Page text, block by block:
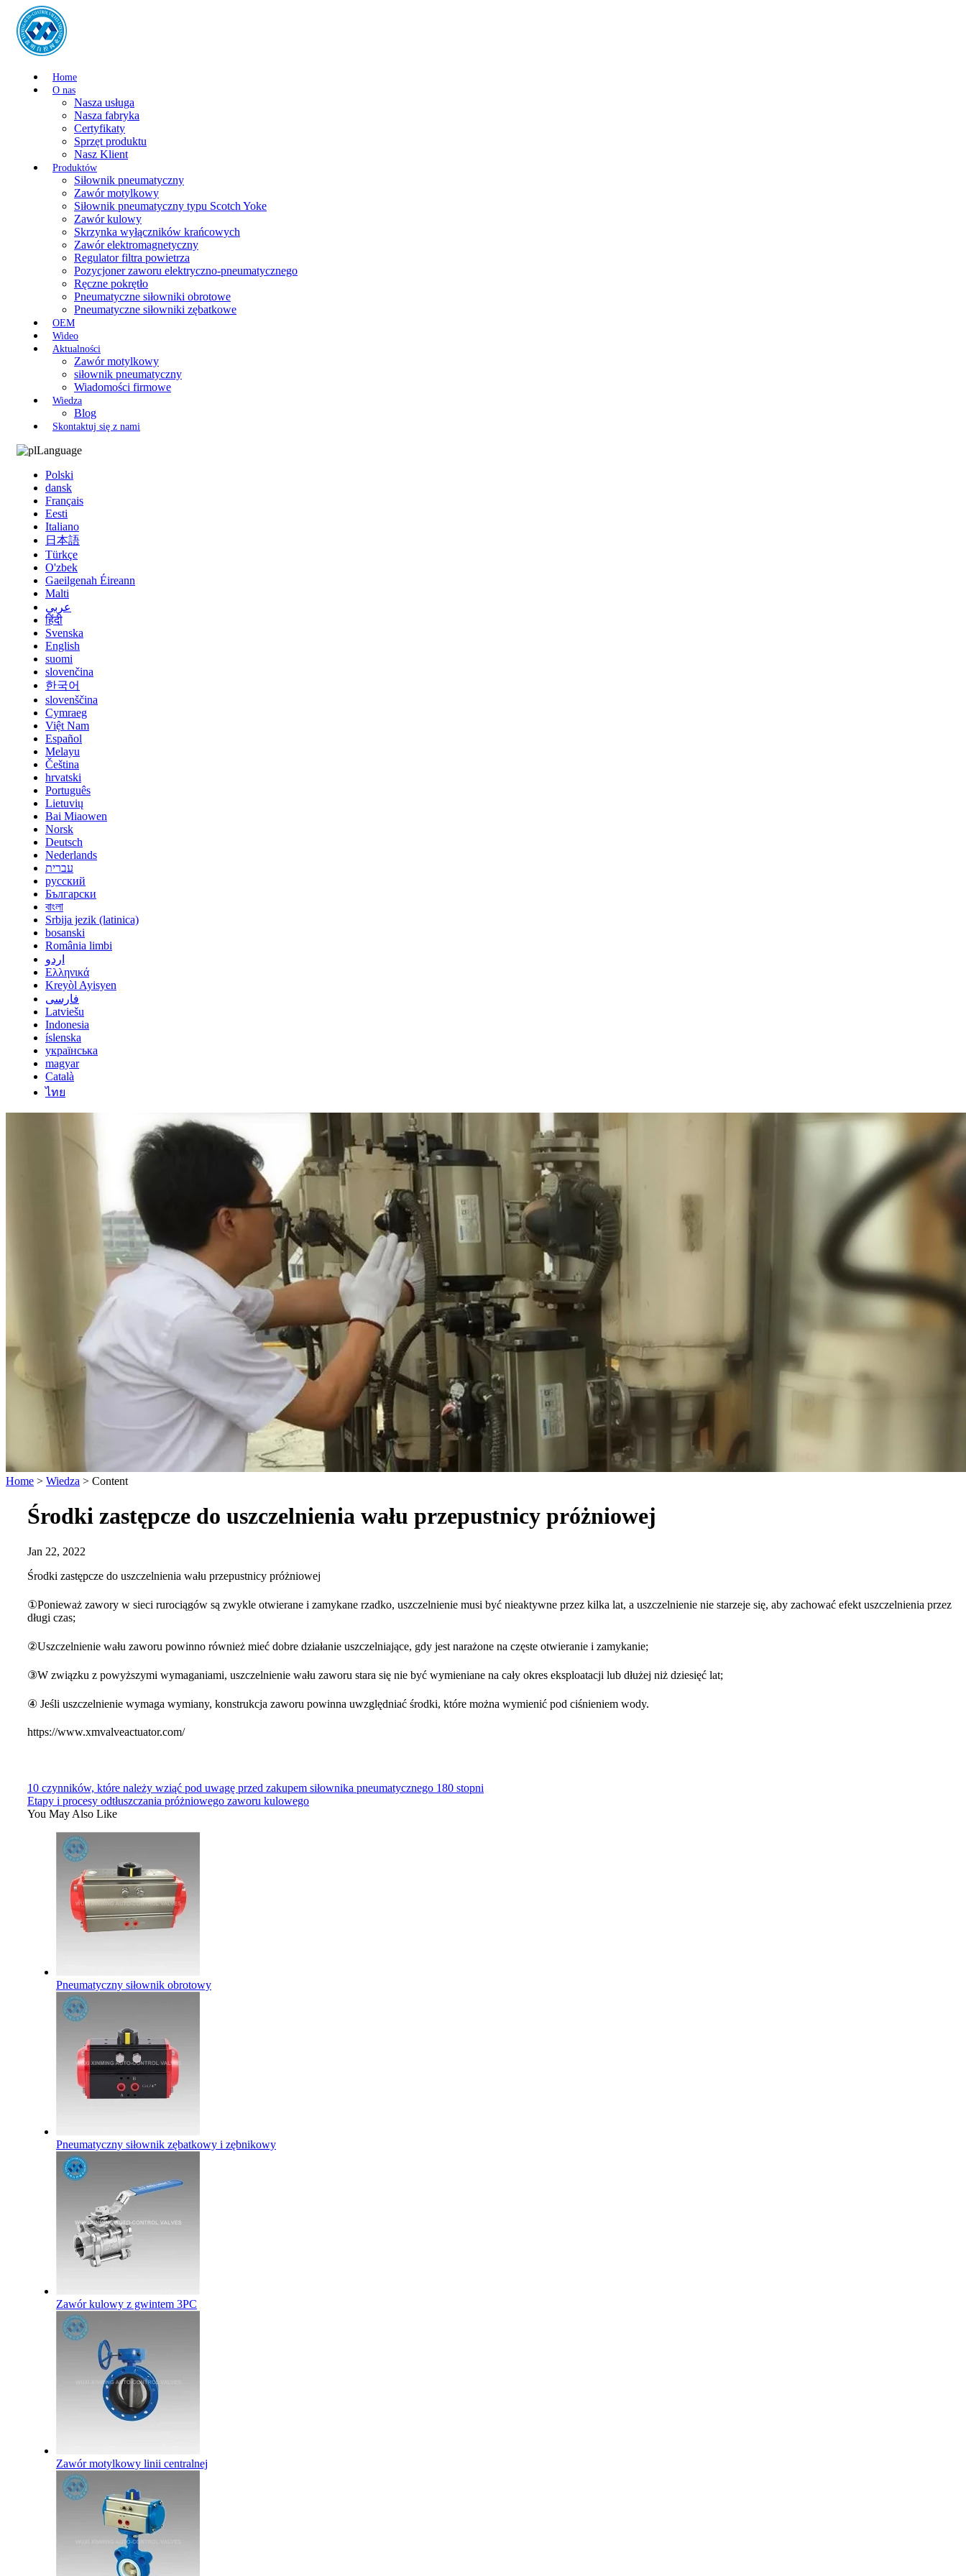
Home
O nas
Nasza usługa
Nasza fabryka
Certyfikaty
Sprzęt produktu
Nasz Klient
Produktów
Siłownik pneumatyczny
Zawór motylkowy
Siłownik pneumatyczny typu Scotch Yoke
Zawór kulowy
Skrzynka wyłączników krańcowych
Zawór elektromagnetyczny
Regulator filtra powietrza
Pozycjoner zaworu elektryczno-pneumatycznego
Ręczne pokrętło
Pneumatyczne siłowniki obrotowe
Pneumatyczne siłowniki zębatkowe
OEM
Wideo
Aktualności
Zawór motylkowy
siłownik pneumatyczny
Wiadomości firmowe
Wiedza
Blog
Skontaktuj się z nami
Language
Polski
dansk
Français
Eesti
Italiano
日本語
Türkçe
O'zbek
Gaeilgenah Éireann
Malti
عربي
हिंदी
Svenska
English
suomi
slovenčina
한국어
slovenščina
Cymraeg
Việt Nam
Español
Melayu
Čeština
hrvatski
Português
Lietuvių
Bai Miaowen
Norsk
Deutsch
Nederlands
עברית
русский
Български
বাংলা
Srbija jezik (latinica)
bosanski
România limbi
اردو
Ελληνικά
Kreyòl Ayisyen
فارسی
Latviešu
Indonesia
íslenska
українська
magyar
Català
ไทย
Home > Wiedza > Content
Środki zastępcze do uszczelnienia wału przepustnicy próżniowej
Jan 22, 2022
Środki zastępcze do uszczelnienia wału przepustnicy próżniowej
①Ponieważ zawory w sieci rurociągów są zwykle otwierane i zamykane rzadko, uszczelnienie musi być nieaktywne przez kilka lat, a uszczelnienie nie starzeje się, aby zachować efekt uszczelnienia przez
długi czas;
②Uszczelnienie wału zaworu powinno również mieć dobre działanie uszczelniające, gdy jest narażone na częste otwieranie i zamykanie;
③W związku z powyższymi wymaganiami, uszczelnienie wału zaworu stara się nie być wymieniane na cały okres eksploatacji lub dłużej niż dziesięć lat;
④ Jeśli uszczelnienie wymaga wymiany, konstrukcja zaworu powinna uwzględniać środki, które można wymienić pod ciśnieniem wody.
https://www.xmvalveactuator.com/
10 czynników, które należy wziąć pod uwagę przed zakupem siłownika pneumatycznego 180 stopni
Etapy i procesy odtłuszczania próżniowego zaworu kulowego
You May Also Like
Pneumatyczny siłownik obrotowy
Pneumatyczny siłownik zębatkowy i zębnikowy
Zawór kulowy z gwintem 3PC
Zawór motylkowy linii centralnej